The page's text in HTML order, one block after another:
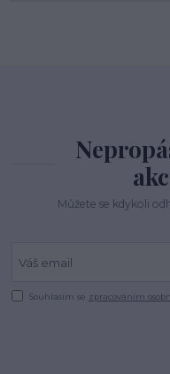
Můžete se kdykoli
Souhlasím se zpracováním